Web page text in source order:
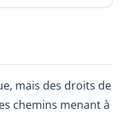
mais des droits de
chemins menant à